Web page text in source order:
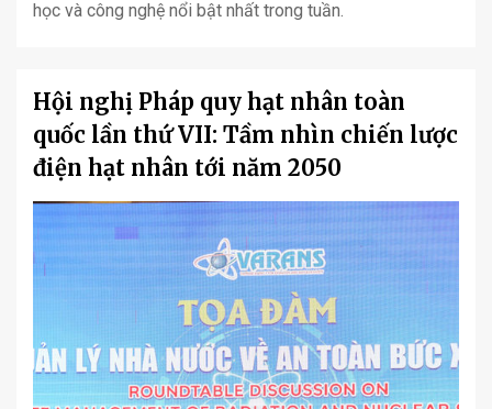
học và công nghệ nổi bật nhất trong tuần.
Hội nghị Pháp quy hạt nhân toàn
quốc lần thứ VII: Tầm nhìn chiến lược
điện hạt nhân tới năm 2050